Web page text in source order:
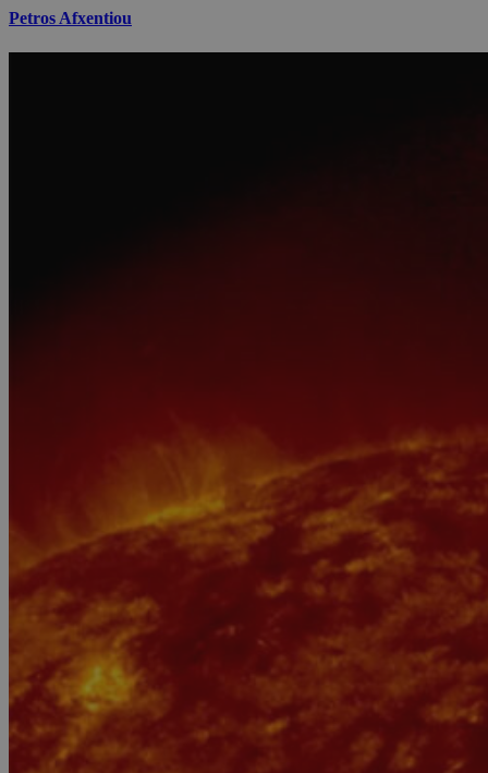
Petros Afxentiou